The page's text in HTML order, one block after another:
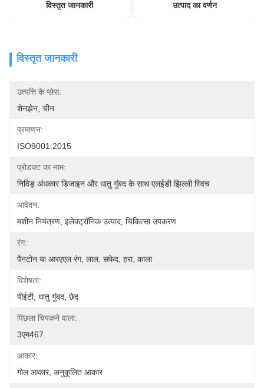
विस्तृत जानकारी उत्पाद का वर्णन
विस्तृत जानकारी
उत्पत्ति के प्लेस:
शेनझेन, चीन
प्रमाणन:
ISO9001:2015
प्रोडक्ट का नाम:
निविड़ अंधकार डिजाइन और धातु गुंबद के साथ एलईडी झिल्ली स्विच
आवेदन:
मशीन नियंत्रण, इलेक्ट्रॉनिक उत्पाद, चिकित्सा उपकरण
रंग:
पैनटोन या आरएएल रंग, लाल, सफेद, हरा, काला
विशेषता:
पीईटी, धातु गुंबद, छेद
पिछला चिपकने वाला:
3एम467
आकार:
गोल आकार, अनुकूलित आकार